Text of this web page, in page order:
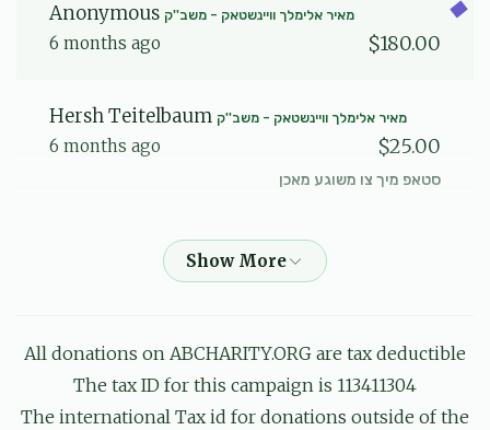
Anonymous מאיר אלימלך וויינשטאק - משב''ק
6 months ago $180.00
Hersh Teitelbaum מאיר אלימלך וויינשטאק - משב''ק
6 months ago $25.00
סטאפ מיך צו משוגע מאכן
Chaim Weinstock מאיר אלימלך וויינשטאק - משב''ק
Yitzchok Eizikovits מאיר אלימלך וויינשטאק - משב''ק
6 months ago $18.00
All donations on ABCHARITY.ORG are tax deductible
The tax ID for this campaign is 113411304
The international Tax id for donations outside of the